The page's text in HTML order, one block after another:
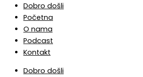
Dobro došli
Početna
O nama
Podcast
Kontakt
Dobro došli